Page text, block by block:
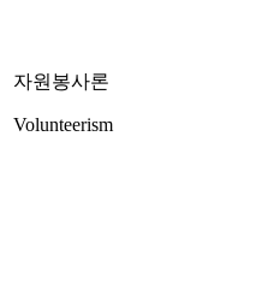
자원봉사론
Volunteerism